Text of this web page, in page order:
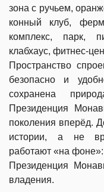
зона с ручьем,
конный клуб,
комплекс, парк,
клабхаус, фитнес-
Пространство
безопасно и
сохранена
Президенция
поколения вперёд.
истории, а не
работают «на
Президенция
владения.